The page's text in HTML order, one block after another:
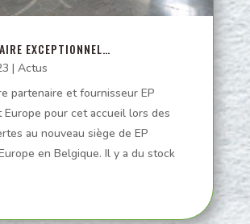
EXCEPTIONNEL…
| Actus
partenaire et fournisseur EP
Europe pour cet accueil lors des
au nouveau siège de EP
en Belgique. Il y a du stock